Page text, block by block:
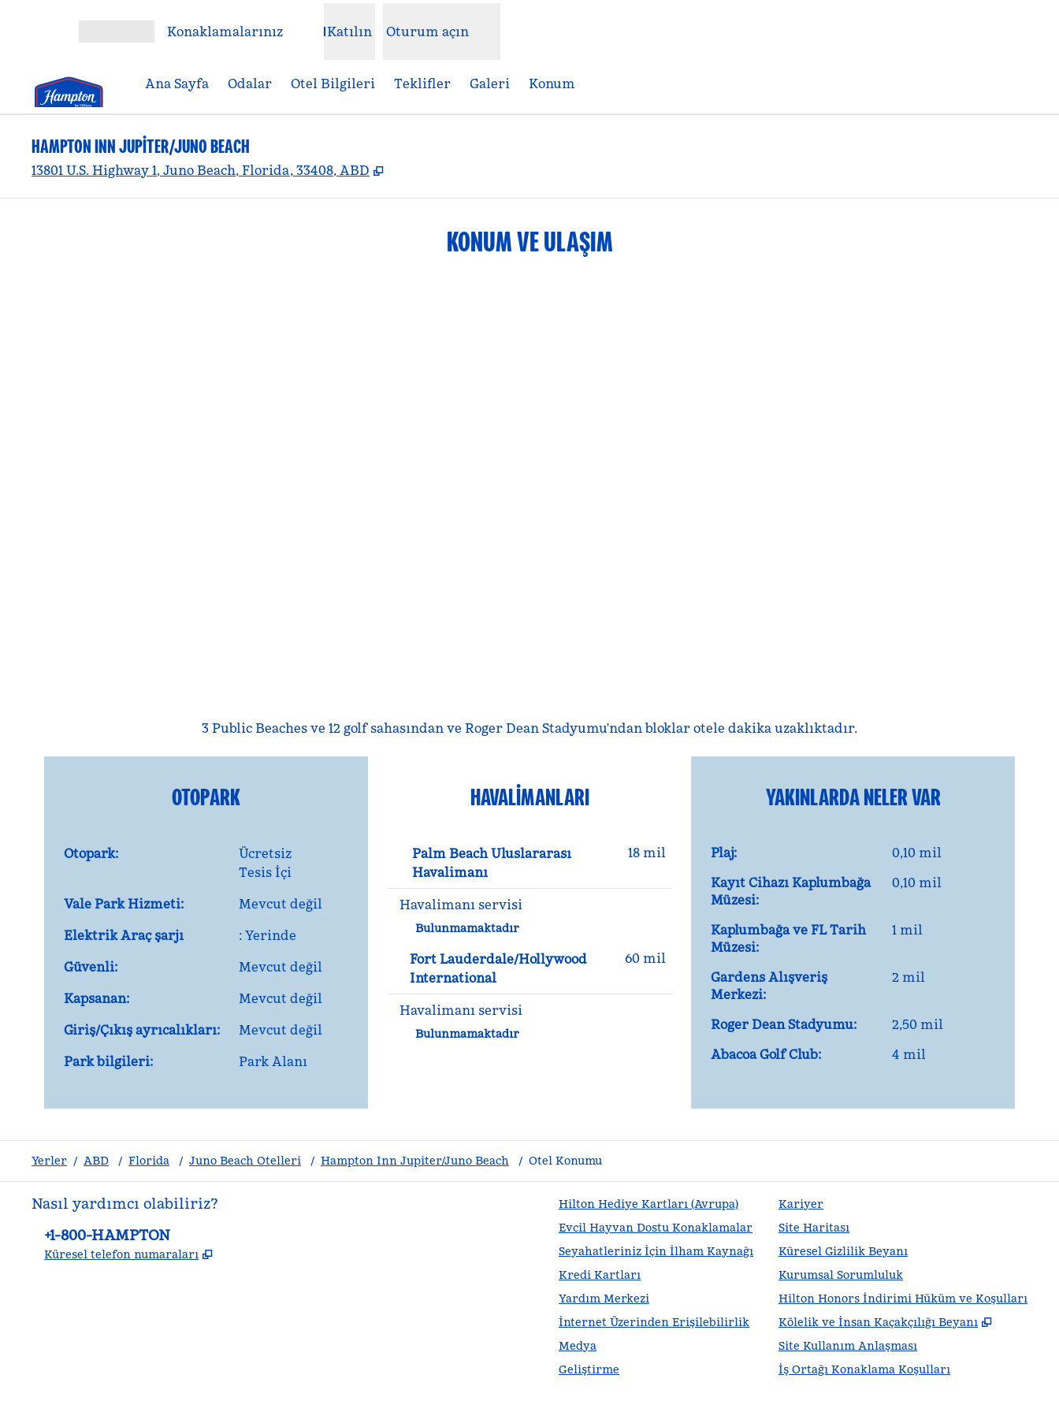
Konaklamalarınız Katılın Oturum açın
Ana Sayfa Odalar Otel Bilgileri Teklifler Galeri Konum
HAMPTON INN JUPITER/JUNO BEACH
13801 U.S. Highway 1, Juno Beach, Florida, 33408, ABD ,
KONUM VE ULAŞIM
3 Public Beaches ve 12 golf sahasından ve Roger Dean Stadyumu'ndan bloklar otele dakika uzaklıktadır.
OTOPARK
Otopark:
Ücretsiz
Tesis İçi
Vale Park Hizmeti:
Mevcut değil
Elektrik Araç şarjı
: Yerinde
Güvenli:
Mevcut değil
Kapsanan:
Mevcut değil
Giriş/Çıkış ayrıcalıkları:
Mevcut değil
Park bilgileri:
Park Alanı
HAVALIMANLARI
Palm Beach Uluslararası
Havalimanı
18 mil
Havalimanı servisi
Bulunmamaktadır
Fort Lauderdale/Hollywood
International
60 mil
Havalimanı servisi
Bulunmamaktadır
YAKINLARDA NELER VAR
Plaj:
0,10 mil
Kayıt Cihazı Kaplumbağa
Müzesi:
0,10 mil
Kaplumbağa ve FL Tarih
Müzesi:
1 mil
Gardens Alışveriş
Merkezi:
2 mil
Roger Dean Stadyumu:
2,50 mil
Abacoa Golf Club:
4 mil
Yerler / ABD / Florida / Juno Beach Otelleri / Hampton Inn Jupiter/Juno Beach / Otel Konumu
Nasıl yardımcı olabiliriz?
Telefon:
+1-800-HAMPTON
Küresel telefon numaraları ,
Hilton Hediye Kartları (Avrupa)
Evcil Hayvan Dostu Konaklamalar
Seyahatleriniz İçin İlham Kaynağı
Kredi Kartları
Yardım Merkezi
İnternet Üzerinden Erişilebilirlik
Medya
Geliştirme
Kariyer
Site Haritası
Küresel Gizlilik Beyanı
Kurumsal Sorumluluk
Hilton Honors İndirimi Hüküm ve Koşulları
Kölelik ve İnsan Kaçakçılığı Beyanı
,
Site Kullanım Anlaşması
İş Ortağı Konaklama Koşulları